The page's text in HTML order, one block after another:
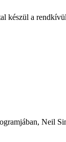
készül a
Neil